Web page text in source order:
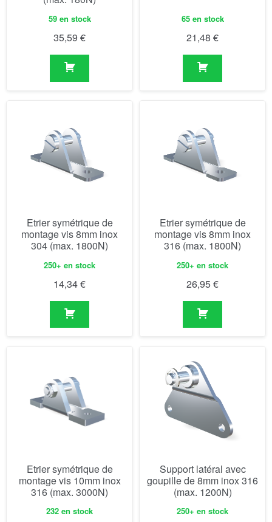
59 en stock
35,59 €
65 en stock
21,48 €
Etrier symétrique de
montage vis 8mm inox
304 (max. 1800N)
250+ en stock
14,34€
Etrier symétrique de
montage vis 8mm inox
316 (max. 1800N)
250+ en stock
26,95€
Etrier symétrique de
montage vis 10mm inox
316 (max. 3000N)
232 en stock
Support latéral avec
goupille de 8mm inox 316
(max. 1200N)
250+ en stock